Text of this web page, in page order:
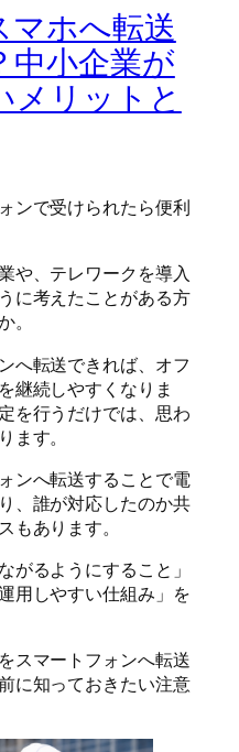
マホへ転送
中小企業が
メリットと
ンで受けられたら便利
や、テレワークを導入
に考えたことがある方
。
へ転送できれば、オフ
継続しやすくなりま
を行うだけでは、思わ
ます。
ンへ転送することで電
、誰が対応したのか共
もあります。
がるようにすること」
用しやすい仕組み」を
スマートフォンへ転送
に知っておきたい注意